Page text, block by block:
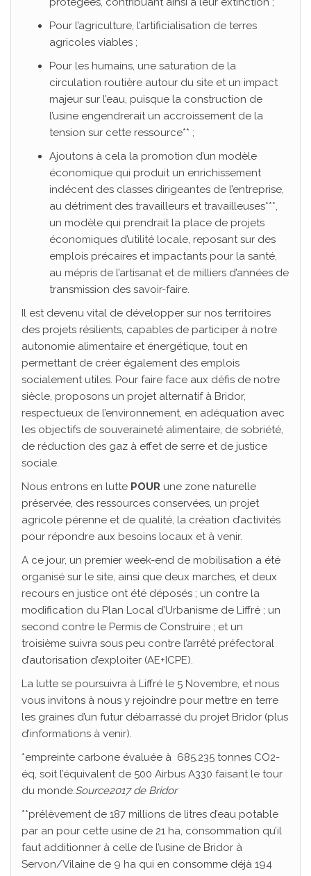
Pour l’agriculture, l’artificialisation de terres
agricoles viables ;
Pour les humains, une saturation de la
circulation routière autour du site et un impact
majeur sur l’eau, puisque la construction de
l’usine engendrerait un accroissement de la
tension sur cette ressource** ;
Ajoutons à cela la promotion d’un modèle
économique qui produit un enrichissement
indécent des classes dirigeantes de l’entreprise,
au détriment des travailleurs et travailleuses***,
un modèle qui prendrait la place de projets
économiques d’utilité locale, reposant sur des
emplois précaires et impactants pour la santé,
au mépris de l’artisanat et de milliers d’années de
transmission des savoir-faire.
Il est devenu vital de développer sur nos territoires
des projets résilients, capables de participer à notre
autonomie alimentaire et énergétique, tout en
permettant de créer également des emplois
socialement utiles. Pour faire face aux défis de notre
siècle, proposons un projet alternatif à Bridor,
respectueux de l’environnement, en adéquation avec
les objectifs de souveraineté alimentaire, de sobriété,
de réduction des gaz à effet de serre et de justice
sociale.
Nous entrons en lutte POUR une zone naturelle
préservée, des ressources conservées, un projet
agricole pérenne et de qualité, la création d’activités
pour répondre aux besoins locaux et à venir.
A ce jour, un premier week-end de mobilisation a été
organisé sur le site, ainsi que deux marches, et deux
recours en justice ont été déposés ; un contre la
modification du Plan Local d’Urbanisme de Liffré ; un
second contre le Permis de Construire ; et un
troisième suivra sous peu contre l’arrêté préfectoral
d’autorisation d’exploiter (AE+ICPE).
La lutte se poursuivra à Liffré le 5 Novembre, et nous
vous invitons à nous y rejoindre pour mettre en terre
les graines d’un futur débarrassé du projet Bridor (plus
d’informations à venir).
*empreinte carbone évaluée à 685.235 tonnes CO2-
éq, soit l’équivalent de 500 Airbus A330 faisant le tour
du monde.Source2017 de Bridor
**prélèvement de 187 millions de litres d’eau potable
par an pour cette usine de 21 ha, consommation qu’il
faut additionner à celle de l’usine de Bridor à
Servon/Vilaine de 9 ha qui en consomme déjà 194